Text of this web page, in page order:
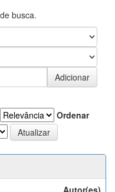
busca.
Ordenar
Autor(es)